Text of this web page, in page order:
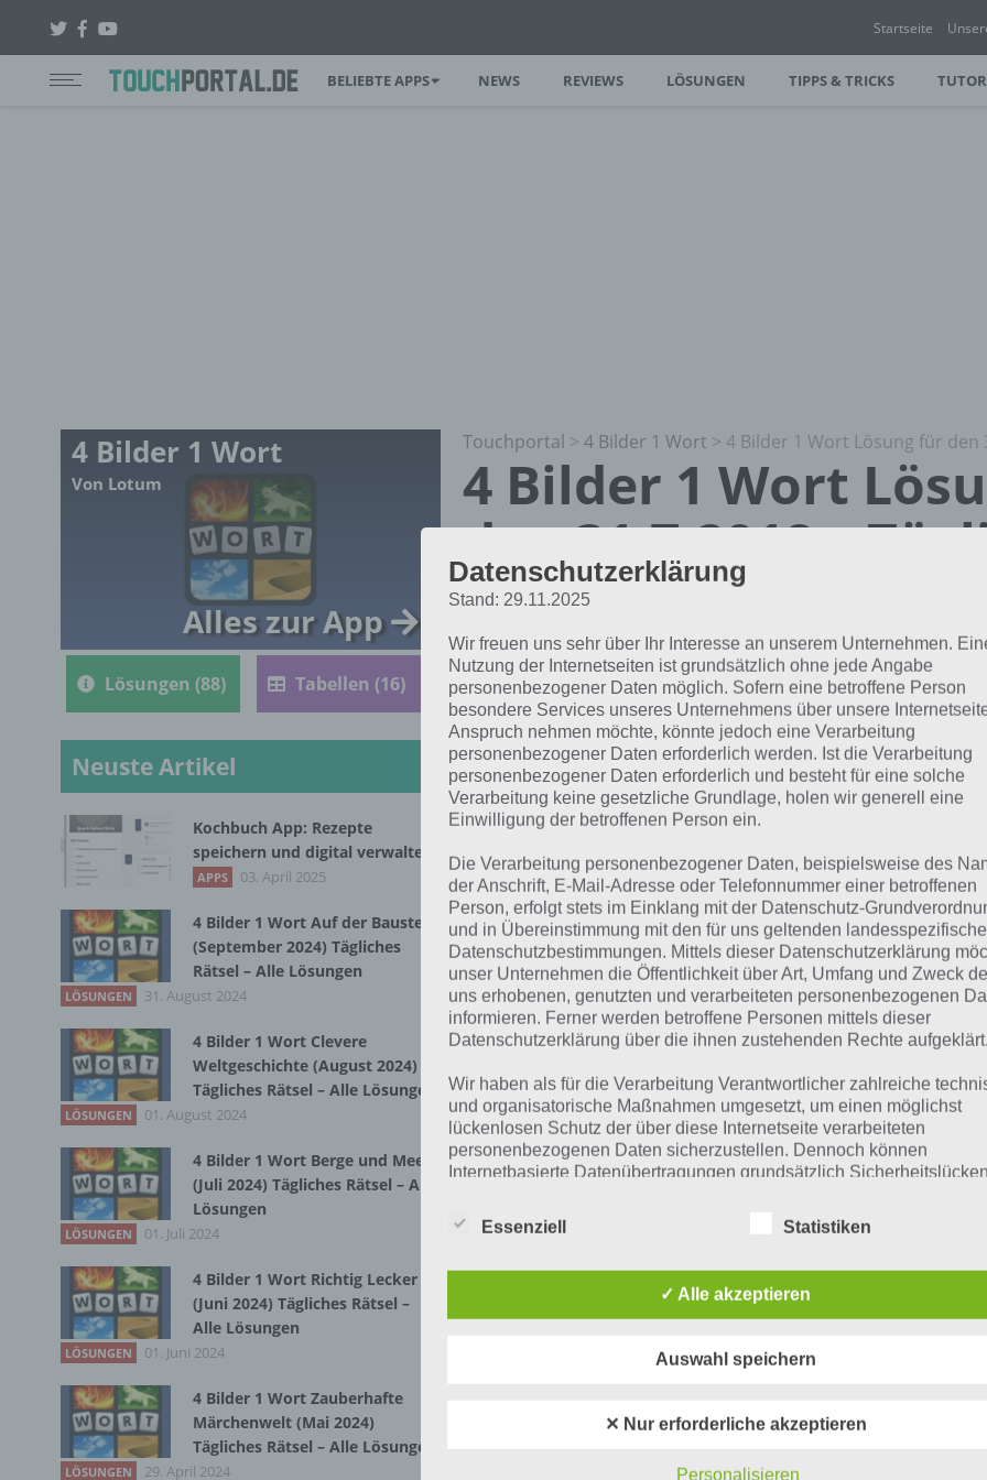
Startseite
BELIEBTE APPS NEWS REVIEWS LÖSUNGEN TIPPS & TRICKS
Touchportal > 4 Bilder 1 Wort > 4 Bilder 1 Wort Lösung für den
4 Bilder 1 Wort
den 31.7.2018 –
Rätsel
Paul Stelzer
01.07.2018
App Empfehlung: IQ Test App
Mit zahlreichen Aufgaben zum Knobeln und Üben
JETZT KOSTENLOS HERUNTERLADEN
Nachfolgend die Lösung für das tägliche Rätsel zu Russland
Wort vom 31.7.2018. Wenn du dort aktuell feststeckst, hier
BÄR
Zur Übersicht der4 Bilder 1 Wort Lösungen zu Russland im
Kurze Begriffserklärung
4 Bilder 1 Wort
Von Lotum
Alles zur App
Lösungen (88) Tabellen (16)
Neuste Artikel
Kochbuch App: Rezepte
speichern und digital verwalten
APPS 03. April 2025
4 Bilder 1 Wort Auf der Baustelle
(September 2024) Tägliches
Rätsel – Alle Lösungen
LÖSUNGEN 31. August 2024
4 Bilder 1 Wort Clevere
Weltgeschichte (August 2024)
Tägliches Rätsel – Alle Lösungen
LÖSUNGEN 01. August 2024
4 Bilder 1 Wort Berge und Meer
(Juli 2024) Tägliches Rätsel – Alle
Lösungen
LÖSUNGEN 01. Juli 2024
4 Bilder 1 Wort Richtig Lecker
(Juni 2024) Tägliches Rätsel –
Alle Lösungen
LÖSUNGEN 01. Juni 2024
4 Bilder 1 Wort Zauberhafte
Märchenwelt (Mai 2024)
Tägliches Rätsel – Alle Lösungen
LÖSUNGEN 29. April 2024
Datenschutzerklärung
Stand: 29.11.2025
Wir freuen uns sehr über Ihr Interesse an unserem Unternehmen.
Nutzung der Internetseiten ist grundsätzlich ohne jede Angabe
personenbezogener Daten möglich. Sofern eine betroffene Person
besondere Services unseres Unternehmens über unsere
Anspruch nehmen möchte, könnte jedoch eine Verarbeitung
personenbezogener Daten erforderlich werden. Ist die Verarbeitung
personenbezogener Daten erforderlich und besteht für eine solche
Verarbeitung keine gesetzliche Grundlage, holen wir generell eine
Einwilligung der betroffenen Person ein.
Die Verarbeitung personenbezogener Daten, beispielsweise des
der Anschrift, E-Mail-Adresse oder Telefonnummer einer betroffenen
Person, erfolgt stets im Einklang mit der Datenschutz-
und in Übereinstimmung mit den für uns geltenden
Datenschutzbestimmungen. Mittels dieser Datenschutzerklärung
unser Unternehmen die Öffentlichkeit über Art, Umfang und Zweck
uns erhobenen, genutzten und verarbeiteten personenbezogenen
informieren. Ferner werden betroffene Personen mittels dieser
Datenschutzerklärung über die ihnen zustehenden Rechte aufgeklärt.
Wir haben als für die Verarbeitung Verantwortlicher zahlreiche
und organisatorische Maßnahmen umgesetzt, um einen möglichst
lückenlosen Schutz der über diese Internetseite verarbeiteten
personenbezogenen Daten sicherzustellen. Dennoch können
Internetbasierte Datenübertragungen grundsätzlich Sicherheitslücken
Aus diesem Grund steht es jeder betroffenen Person frei,
personenbezogene Daten auch auf alternativen Wegen,
Datenschutz-Grundverordnung (DS-GVO) verwendet wurden. Unsere
Essenziell Statistiken
✓ Alle akzeptieren
Auswahl speichern
✕ Nur erforderliche akzeptieren
Personalisieren